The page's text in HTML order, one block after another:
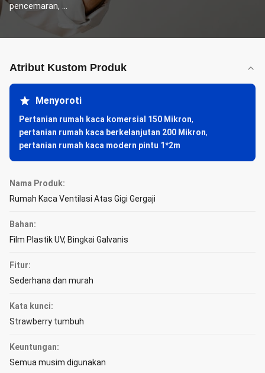
pencemaran, ...
Atribut Kustom Produk
Menyoroti
Pertanian rumah kaca komersial 150 Mikron,
pertanian rumah kaca berkelanjutan 200 Mikron,
pertanian rumah kaca modern pintu 1*2m
Nama Produk:
Rumah Kaca Ventilasi Atas Gigi Gergaji
Bahan:
Film Plastik UV, Bingkai Galvanis
Fitur:
Sederhana dan murah
Kata kunci:
Strawberry tumbuh
Keuntungan:
Semua musim digunakan